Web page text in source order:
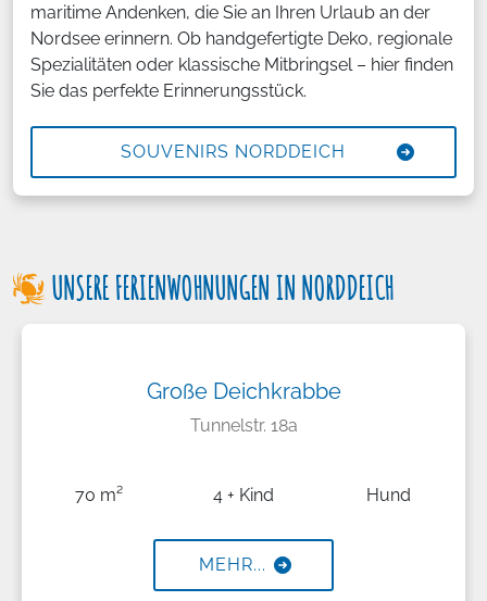
maritime Andenken, die Sie an Ihren Urlaub an der
Nordsee erinnern. Ob handgefertigte Deko, regionale
Spezialitäten oder klassische Mitbringsel – hier finden
Sie das perfekte Erinnerungsstück.
SOUVENIRS NORDDEICH
UNSERE FERIENWOHNUNGEN IN NORDDEICH
Große Deichkrabbe
Tunnelstr. 18a
70 m² 4 + Kind Hund
MEHR...